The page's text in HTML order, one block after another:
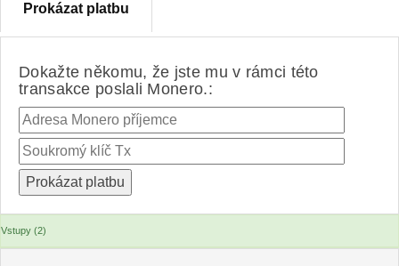
Prokázat platbu
Dokažte někomu, že jste mu v rámci této
transakce poslali Monero.:
Vstupy (2)